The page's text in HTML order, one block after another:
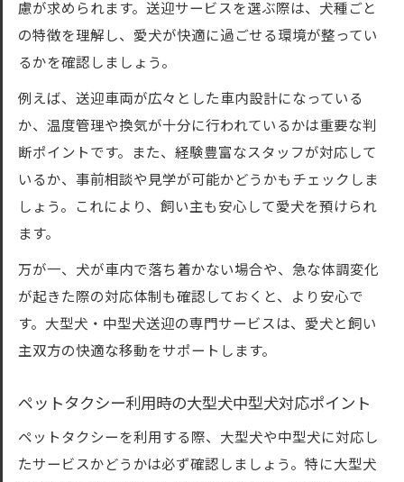
慮が求められます。送迎サービスを選ぶ際は、犬種ごと
の特徴を理解し、愛犬が快適に過ごせる環境が整ってい
るかを確認しましょう。
例えば、送迎車両が広々とした車内設計になっている
か、温度管理や換気が十分に行われているかは重要な判
断ポイントです。また、経験豊富なスタッフが対応して
いるか、事前相談や見学が可能かどうかもチェックしま
しょう。これにより、飼い主も安心して愛犬を預けられ
ます。
万が一、犬が車内で落ち着かない場合や、急な体調変化
が起きた際の対応体制も確認しておくと、より安心で
す。大型犬・中型犬送迎の専門サービスは、愛犬と飼い
主双方の快適な移動をサポートします。
ペットタクシー利用時の大型犬中型犬対応ポイント
ペットタクシーを利用する際、大型犬や中型犬に対応し
たサービスかどうかは必ず確認しましょう。特に大型犬